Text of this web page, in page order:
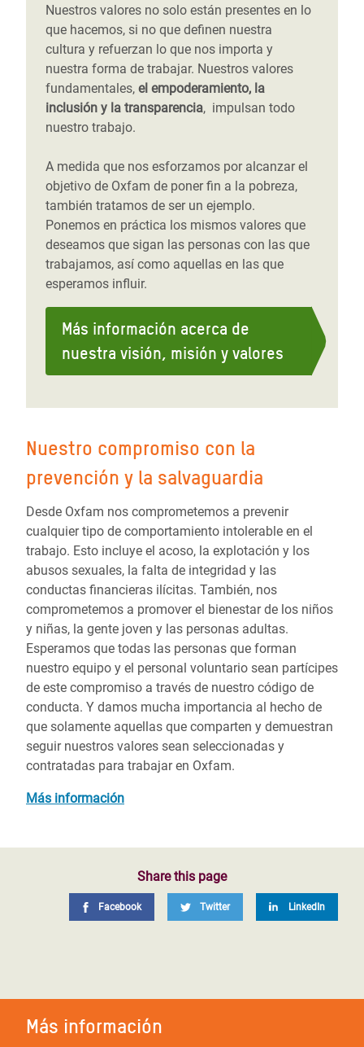
Nuestros valores no solo están presentes en lo
que hacemos, si no que definen nuestra
cultura y refuerzan lo que nos importa y
nuestra forma de trabajar. Nuestros valores
fundamentales, el empoderamiento, la
inclusión y la transparencia, impulsan todo
nuestro trabajo.
A medida que nos esforzamos por alcanzar el
objetivo de Oxfam de poner fin a la pobreza,
también tratamos de ser un ejemplo.
Ponemos en práctica los mismos valores que
deseamos que sigan las personas con las que
trabajamos, así como aquellas en las que
esperamos influir.
Más información acerca de
nuestra visión, misión y valores
Nuestro compromiso con la
prevención y la salvaguardia
Desde Oxfam nos comprometemos a prevenir
cualquier tipo de comportamiento intolerable en el
trabajo. Esto incluye el acoso, la explotación y los
abusos sexuales, la falta de integridad y las
conductas financieras ilícitas. También, nos
comprometemos a promover el bienestar de los niños
y niñas, la gente joven y las personas adultas.
Esperamos que todas las personas que forman
nuestro equipo y el personal voluntario sean partícipes
de este compromiso a través de nuestro código de
conducta. Y damos mucha importancia al hecho de
que solamente aquellas que comparten y demuestran
seguir nuestros valores sean seleccionadas y
contratadas para trabajar en Oxfam.
Más información
Share this page
Facebook Twitter LinkedIn
Más información